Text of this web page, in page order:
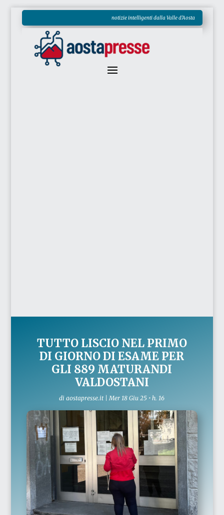
notizie intelligenti dalla Valle d'Aosta
TUTTO LISCIO NEL PRIMO
DI GIORNO DI ESAME PER
GLI 889 MATURANDI
VALDOSTANI
diaostapresse.it |Mer 18 Giu 25 • h. 16